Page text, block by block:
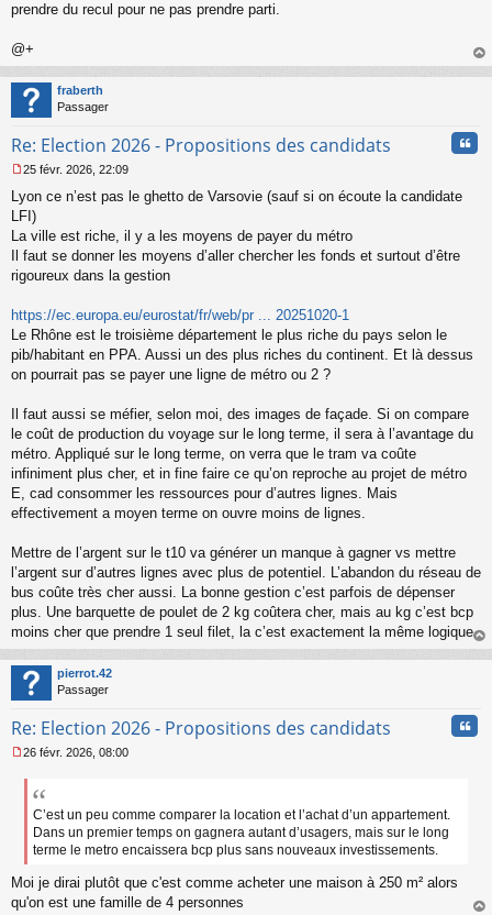
prendre du recul pour ne pas prendre parti.
@+
au
fraberth
Passager
Re: Election 2026 - Propositions des candidats
e
s
s
a
g
e
o
n
l
u
25 févr. 2026, 22:09
Lyon ce n’est pas le ghetto de Varsovie (sauf si on écoute la candidate
LFI)
La ville est riche, il y a les moyens de payer du métro
Il faut se donner les moyens d’aller chercher les fonds et surtout d’être
rigoureux dans la gestion
https://ec.europa.eu/eurostat/fr/web/pr ... 20251020-1
Le Rhône est le troisième département le plus riche du pays selon le
pib/habitant en PPA. Aussi un des plus riches du continent. Et là dessus
on pourrait pas se payer une ligne de métro ou 2 ?
Il faut aussi se méfier, selon moi, des images de façade. Si on compare
le coût de production du voyage sur le long terme, il sera à l’avantage du
métro. Appliqué sur le long terme, on verra que le tram va coûte
infiniment plus cher, et in fine faire ce qu’on reproche au projet de métro
E, cad consommer les ressources pour d’autres lignes. Mais
effectivement a moyen terme on ouvre moins de lignes.
Mettre de l’argent sur le t10 va générer un manque à gagner vs mettre
l’argent sur d’autres lignes avec plus de potentiel. L’abandon du réseau de
bus coûte très cher aussi. La bonne gestion c’est parfois de dépenser
plus. Une barquette de poulet de 2 kg coûtera cher, mais au kg c’est bcp
moins cher que prendre 1 seul filet, la c’est exactement la même logique.
au
pierrot.42
Passager
Re: Election 2026 - Propositions des candidats
e
e
n
o
26 févr. 2026, 08:00
C’est un peu comme comparer la location et l’achat d’un appartement.
Dans un premier temps on gagnera autant d’usagers, mais sur le long
terme le metro encaissera bcp plus sans nouveaux investissements.
Moi je dirai plutôt que c'est comme acheter une maison à 250 m² alors
qu'on est une famille de 4 personnes